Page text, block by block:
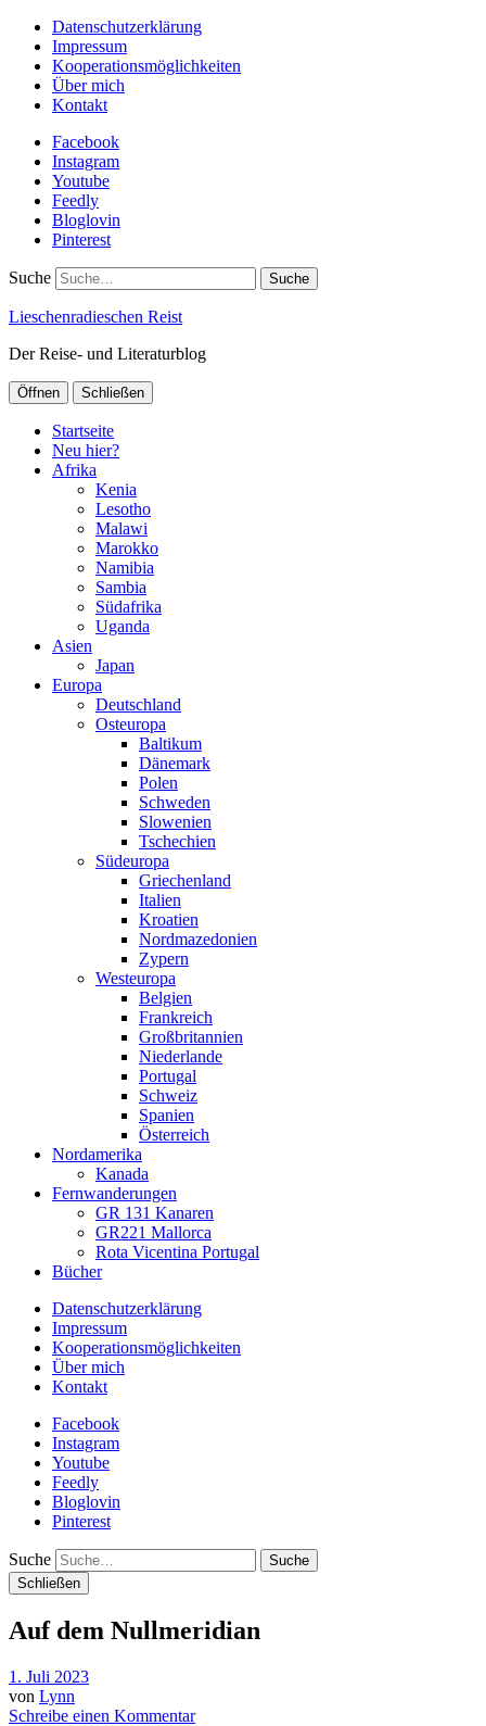
Datenschutzerklärung
Impressum
Kooperationsmöglichkeiten
Über mich
Kontakt
Facebook
Instagram
Youtube
Feedly
Bloglovin
Pinterest
Suche
Lieschenradieschen Reist
Der Reise- und Literaturblog
Öffnen Schließen
Startseite
Neu hier?
Afrika
Kenia
Lesotho
Malawi
Marokko
Namibia
Sambia
Südafrika
Uganda
Asien
Japan
Europa
Deutschland
Osteuropa
Baltikum
Dänemark
Polen
Schweden
Slowenien
Tschechien
Südeuropa
Griechenland
Italien
Kroatien
Nordmazedonien
Zypern
Westeuropa
Belgien
Frankreich
Großbritannien
Niederlande
Portugal
Schweiz
Spanien
Österreich
Nordamerika
Kanada
Fernwanderungen
GR 131 Kanaren
GR221 Mallorca
Rota Vicentina Portugal
Bücher
Datenschutzerklärung
Impressum
Kooperationsmöglichkeiten
Über mich
Kontakt
Facebook
Instagram
Youtube
Feedly
Bloglovin
Pinterest
Suche
Schließen
Auf dem Nullmeridian
1. Juli 2023
von Lynn
Schreibe einen Kommentar